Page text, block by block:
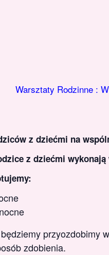
Warsztaty Rodzinne :
z dziećmi na
z dziećmi
przyozdobimy
zdobienia.